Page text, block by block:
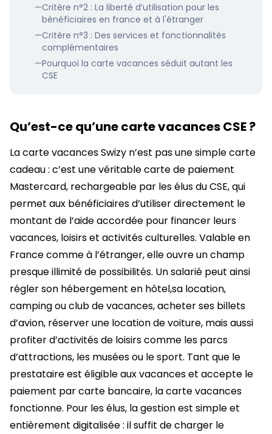
—Critère n°2 : La liberté d’utilisation pour les
bénéficiaires en france et à l'étranger
—Critère n°3 : Des services et fonctionnalités
complémentaires
—Pourquoi la carte vacances séduit autant les
CSE
Qu’est-ce qu’une carte vacances CSE ?
La carte vacances Swizy n’est pas une simple carte
cadeau : c’est une véritable carte de paiement
Mastercard, rechargeable par les élus du CSE, qui
permet aux bénéficiaires d’utiliser directement le
montant de l’aide accordée pour financer leurs
vacances, loisirs et activités culturelles. Valable en
France comme à l’étranger, elle ouvre un champ
presque illimité de possibilités. Un salarié peut ainsi
régler son hébergement en hôtel,sa location,
camping ou club de vacances, acheter ses billets
d’avion, réserver une location de voiture, mais aussi
profiter d’activités de loisirs comme les parcs
d’attractions, les musées ou le sport. Tant que le
prestataire est éligible aux vacances et accepte le
paiement par carte bancaire, la carte vacances
fonctionne. Pour les élus, la gestion est simple et
entièrement digitalisée : il suffit de charger le